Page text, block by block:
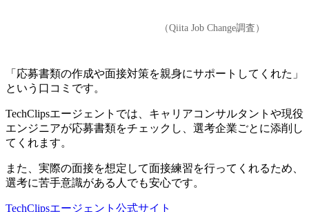
（Qiita Job Change調査）
「応募書類の作成や面接対策を親身にサポートしてくれた」
という口コミです。
TechClipsエージェントでは、キャリアコンサルタントや現役
エンジニアが応募書類をチェックし、選考企業ごとに添削し
てくれます。
また、実際の面接を想定して面接練習を行ってくれるため、
選考に苦手意識がある人でも安心です。
TechClipsエージェント公式サイト